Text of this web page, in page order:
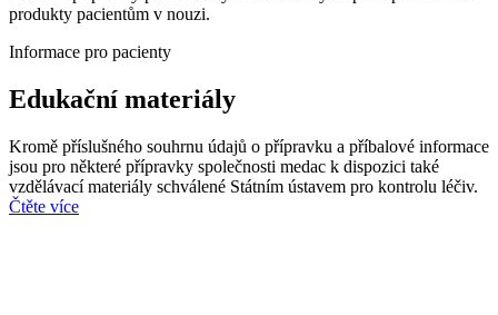
produkty pacientům v nouzi.
Informace pro pacienty
Edukační materiály
Kromě příslušného souhrnu údajů o přípravku a příbalové informace
jsou pro některé přípravky společnosti medac k dispozici také
vzdělávací materiály schválené Státním ústavem pro kontrolu léčiv.
Čtěte více